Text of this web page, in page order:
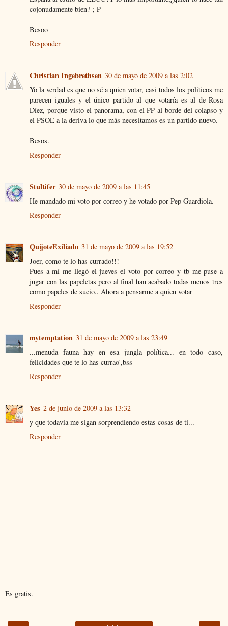
cojonudamente bien? ;-P
Besoo
Responder
Christian Ingebrethsen 30 de mayo de 2009 a las 2:02
Yo la verdad es que no sé a quien votar, casi todos los políticos me
parecen iguales y el único partido al que votaría es al de Rosa
Díez, porque visto el panorama, con el PP al borde del colapso y
el PSOE a la deriva lo que más necesitamos es un partido nuevo.
Besos.
Responder
Stultifer 30 de mayo de 2009 a las 11:45
He mandado mi voto por correo y he votado por Pep Guardiola.
Responder
QuijoteExiliado 31 de mayo de 2009 a las 19:52
Joer, como te lo has currado!!!
Pues a mí me llegó el jueves el voto por correo y tb me puse a
jugar con las papeletas pero al final han acabado todas menos tres
como papeles de sucio.. Ahora a pensarme a quien votar
Responder
mytemptation 31 de mayo de 2009 a las 23:49
...menuda fauna hay en esa jungla política... en todo caso,
felicidades que te lo has currao',bss
Responder
Yes 2 de junio de 2009 a las 13:32
y que todavia me sigan sorprendiendo estas cosas de ti...
Responder
Es gratis.